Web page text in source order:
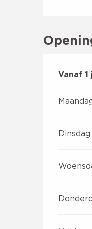
Vanaf 1
Vanaf 1
Dinsdag